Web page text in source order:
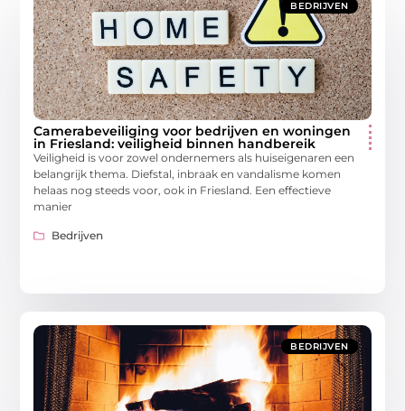
BEDRIJVEN
Camerabeveiliging voor bedrijven en woningen
in Friesland: veiligheid binnen handbereik
Veiligheid is voor zowel ondernemers als huiseigenaren een
belangrijk thema. Diefstal, inbraak en vandalisme komen
helaas nog steeds voor, ook in Friesland. Een effectieve
manier
Bedrijven
BEDRIJVEN